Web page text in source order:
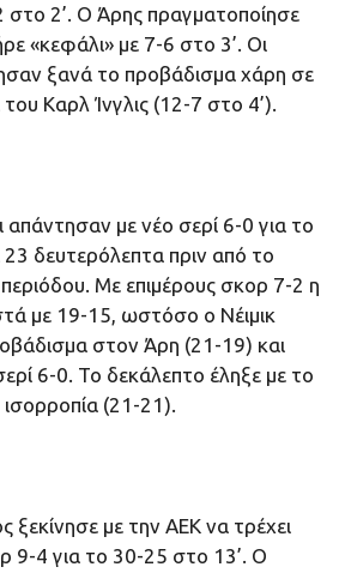
στο 2’. Ο Άρης πραγματοποίησε
«κεφάλι» με 7-6 στο 3’. Οι
ξανά το προβάδισμα χάρη σε
Καρλ Ίνγλις (12-7 στο 4’).
απάντησαν με νέο σερί 6-0 για το
δευτερόλεπτα πριν από το
Με επιμέρους σκορ 7-2 η
με 19-15, ωστόσο ο Νέιμικ
στον Άρη (21-19) και
6-0. Το δεκάλεπτο έληξε με το
ισορροπία (21-21).
ξεκίνησε με την ΑΕΚ να τρέχει
9-4 για το 30-25 στο 13’. Ο